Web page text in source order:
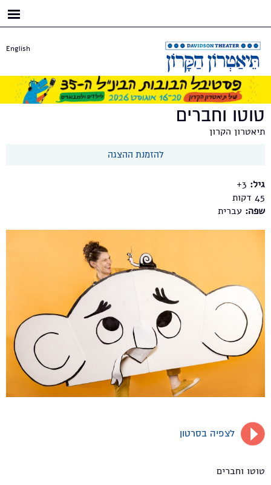
English
טוטו וחברים
תיאטרון הקרון
להזמנת ההצגה
גיל: 3+
45
שפה: עברית
לצפיה בסרטון
טוטו וחברים